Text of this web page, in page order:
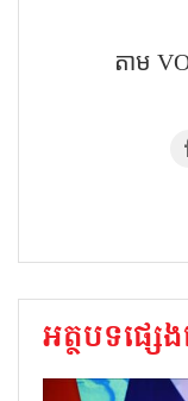
តាម​
អត្ថបទផ្សេ